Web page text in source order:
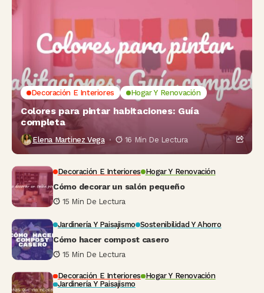
Decoración E Interiores Hogar Y Renovación
Colores para pintar habitaciones: Guía
completa
Elena Martinez Vega 16 Min De Lectura
Decoración E Interiores Hogar Y Renovación
Cómo decorar un salón pequeño
15 Min De Lectura
Jardinería Y Paisajismo Sostenibilidad Y Ahorro
Cómo hacer compost casero
15 Min De Lectura
Decoración E Interiores Hogar Y Renovación
Jardinería Y Paisajismo